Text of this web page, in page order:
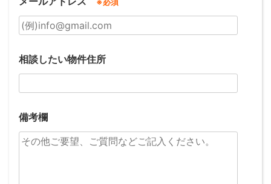
※必須
相談したい物件住所
備考欄